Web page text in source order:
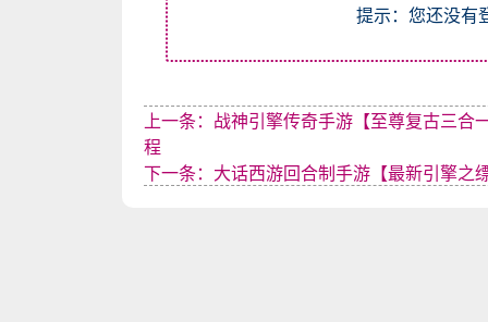
提示：您还没有
上一条：战神引擎传奇手游【至尊复古三合
程
下一条：大话西游回合制手游【最新引擎之